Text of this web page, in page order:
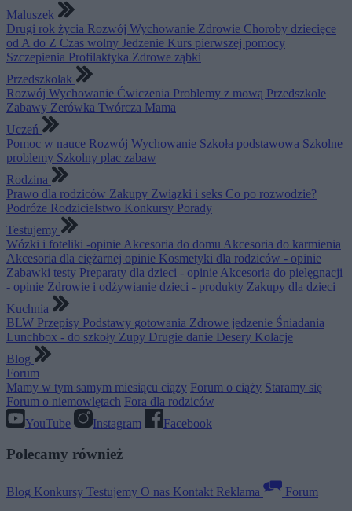
Maluszek
Drugi rok życia Rozwój Wychowanie Zdrowie Choroby dziecięce
od A do Z Czas wolny Jedzenie Kurs pierwszej pomocy
Szczepienia Profilaktyka Zdrowe ząbki
Przedszkolak
Rozwój Wychowanie Ćwiczenia Problemy z mową Przedszkole
Zabawy Zerówka Twórcza Mama
Uczeń
Pomoc w nauce Rozwój Wychowanie Szkoła podstawowa Szkolne
problemy Szkolny plac zabaw
Rodzina
Prawo dla rodziców Zakupy Związki i seks Co po rozwodzie?
Podróże Rodzicielstwo Konkursy Porady
Testujemy
Wózki i foteliki -opinie Akcesoria do domu Akcesoria do karmienia
Akcesoria dla ciężarnej opinie Kosmetyki dla rodziców - opinie
Zabawki testy Preparaty dla dzieci - opinie Akcesoria do pielęgnacji
- opinie Zdrowie i odżywianie dzieci - produkty Zakupy dla dzieci
Kuchnia
BLW Przepisy Podstawy gotowania Zdrowe jedzenie Śniadania
Lunchbox - do szkoły Zupy Drugie danie Desery Kolacje
Blog
Forum
Mamy w tym samym miesiącu ciąży Forum o ciąży Staramy się
Forum o niemowlętach Fora dla rodziców
YouTube
Instagram Facebook
Polecamy również
Blog Konkursy Testujemy O nas Kontakt Reklama
Forum